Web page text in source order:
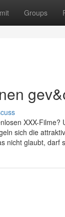
Groups
XXX-
sich die
nicht glaubt, darf